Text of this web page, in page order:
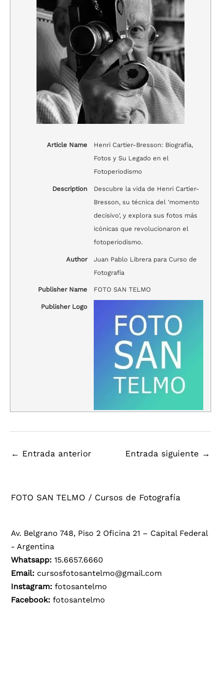
Article Name
Henri Cartier-Bresson: Biografía,
Fotos y Su Legado en el
Fotoperiodismo
Description
Descubre la vida de Henri Cartier-
Bresson, su técnica del 'momento
decisivo', y explora sus fotos más
icónicas que revolucionaron el
fotoperiodismo.
Author
Juan Pablo Librera para Curso de
Fotografía
Publisher Name FOTO SAN TELMO
Publisher Logo
← Entrada anterior Entrada siguiente →
FOTO SAN TELMO / Cursos de Fotografía
Av. Belgrano 748, Piso 2 Oficina 21 – Capital Federal
- Argentina
Whatsapp:15.6657.6660
Email: cursosfotosantelmo@gmail.com
Instagram: fotosantelmo
Facebook: fotosantelmo